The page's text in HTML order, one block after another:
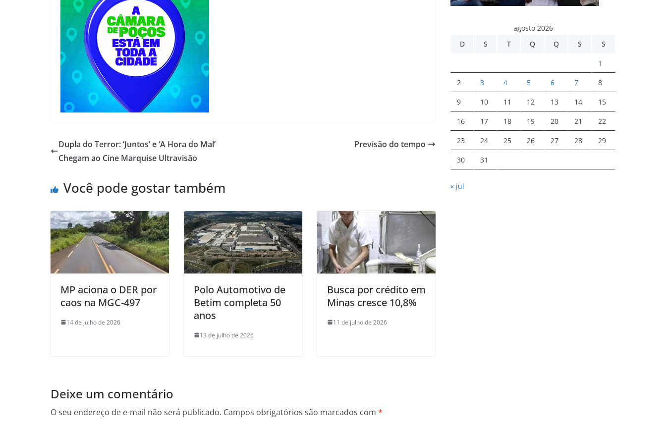
Dupla do Terror: ‘Juntos’ e ‘A Hora do Mal’
Chegam ao Cine Marquise Ultravisão
Previsão do tempo
Você pode gostar também
MP aciona o DER por
caos na MGC-497
14 de julho de 2026
Polo Automotivo de
Betim completa 50
anos
13 de julho de 2026
Busca por crédito em
Minas cresce 10,8%
11 de julho de 2026
Deixe um comentário
O seu endereço de e-mail não será publicado. Campos obrigatórios são marcados com *
agosto 2026
D
S T Q Q S S
1
2 3 4 5 6 7 8
9 10 11 12 13 14 15
16 17 18 19 20 21 22
23 24 25 26 27 28 29
30 31
« jul